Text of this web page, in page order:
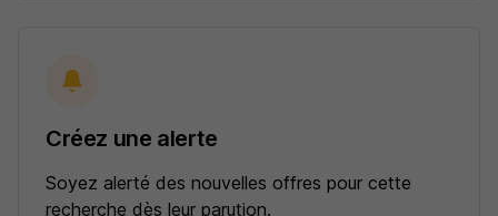
Créez une alerte
Soyez alerté des nouvelles offres pour cette
recherche dès leur parution.